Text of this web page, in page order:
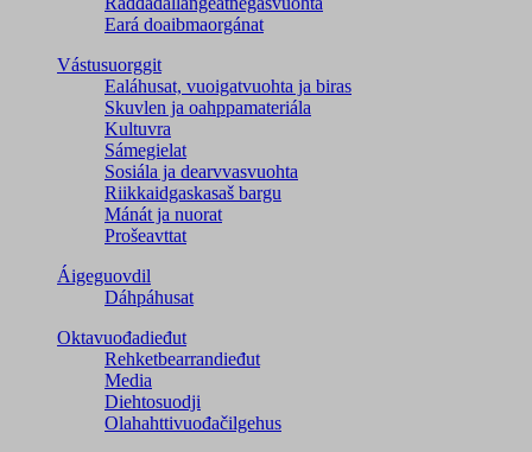
Eará doaibmaorgánat
Vástusuorggit
Ealáhusat, vuoigatvuohta ja biras
Skuvlen ja oahppamateriála
Kultuvra
Sámegielat
Sosiála ja dearvvasvuohta
Riikkaidgaskasaš bargu
Mánát ja nuorat
Prošeavttat
Áigeguovdil
Dáhpáhusat
Oktavuođadieđut
Rehketbearrandieđut
Media
Diehtosuodji
Olahahttivuođačilgehus